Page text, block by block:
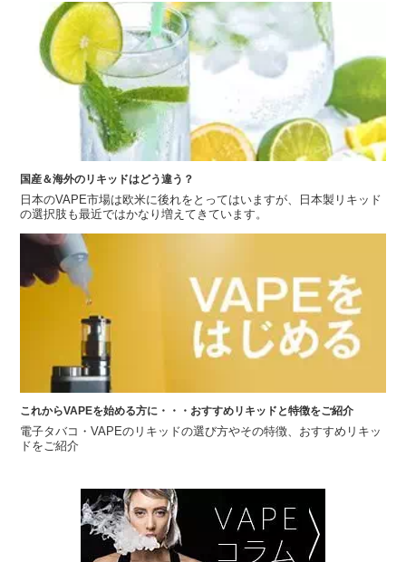
国産＆海外のリキッドはどう違う？
日本のVAPE市場は欧米に後れをとってはいますが、日本製リキッド
の選択肢も最近ではかなり増えてきています。
これからVAPEを始める方に・・・おすすめリキッドと特徴をご紹介
電子タバコ・VAPEのリキッドの選び方やその特徴、おすすめリキッ
ドをご紹介